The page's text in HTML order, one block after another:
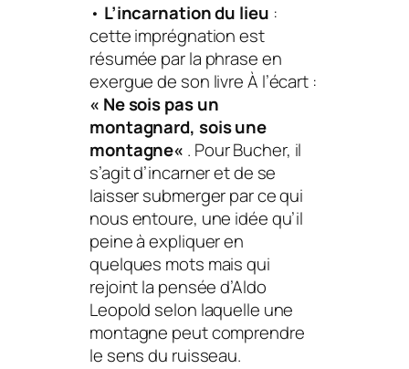
• L’incarnation du lieu :
cette imprégnation est
résumée par la phrase en
exergue de son livreÀ l’écart :
« Ne sois pas un
montagnard, sois une
montagne« . Pour Bucher, il
s’agit d’incarner et de se
laisser submerger par ce qui
nous entoure, une idée qu’il
peine à expliquer en
quelques mots mais qui
rejoint la pensée d’Aldo
Leopold selon laquelle une
montagne peut comprendre
le sens du ruisseau.